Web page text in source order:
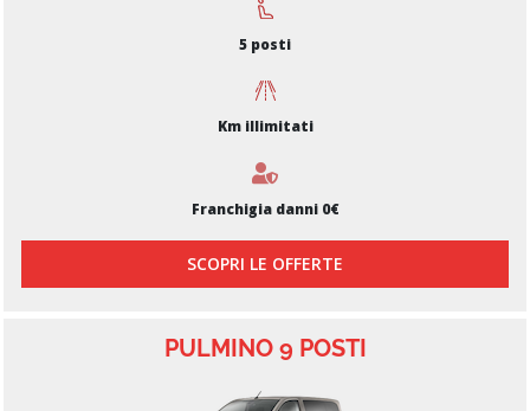
5 posti
Km illimitati
Franchigia danni 0€
SCOPRI LE OFFERTE
PULMINO 9 POSTI